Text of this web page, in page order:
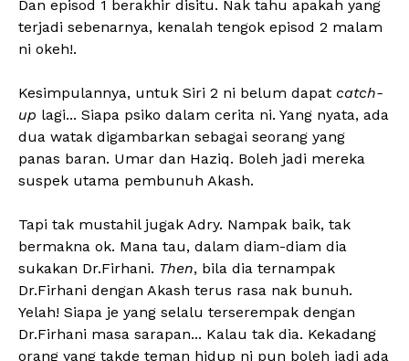
Dan episod 1 berakhir disitu. Nak tahu apakah yang
terjadi sebenarnya, kenalah tengok episod 2 malam
ni okeh!.
Kesimpulannya, untuk Siri 2 ni belum dapat catch-
up lagi... Siapa psiko dalam cerita ni. Yang nyata, ada
dua watak digambarkan sebagai seorang yang
panas baran. Umar dan Haziq. Boleh jadi mereka
suspek utama pembunuh Akash.
Tapi tak mustahil jugak Adry. Nampak baik, tak
bermakna ok. Mana tau, dalam diam-diam dia
sukakan Dr.Firhani. Then, bila dia ternampak
Dr.Firhani dengan Akash terus rasa nak bunuh.
Yelah! Siapa je yang selalu terserempak dengan
Dr.Firhani masa sarapan... Kalau tak dia. Kekadang
orang yang takde teman hidup ni pun boleh jadi ada